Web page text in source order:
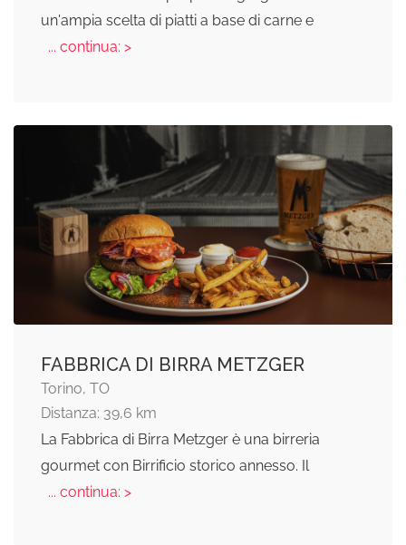
un'ampia scelta di piatti a base di carne e
... continua: >
FABBRICA DI BIRRA METZGER
Torino, TO
Distanza: 39,6 km
La Fabbrica di Birra Metzger è una birreria
gourmet con Birrificio storico annesso. Il
... continua: >